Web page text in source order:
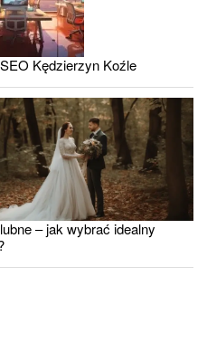
Kędzierzyn Koźle
– jak wybrać idealny